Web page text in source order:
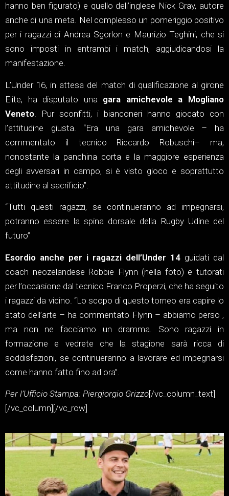
hanno ben figurato) e quello dell’inglese Nick Gray, autore
anche di una meta. Nel complesso un pomeriggio positivo
per i ragazzi di Andrea Sgorlon e Maurizio Teghini, che si
sono imposti in entrambi i match, aggiudicandosi la
manifestazione.
L’Under 16, in attesa del match di qualificazione al girone
Elite, ha disputato una gara amichevole a Mogliano
Veneto . Pur sconfitti, i bianconeri hanno giocato con
l’attitudine giusta. “Era una gara amichevole – ha
commentato il tecnico Riccardo Robuschi– ma,
nonostante la panchina corta e la maggiore esperienza
degli avversari in campo, si è visto gioco e soprattutto
attitudine al sacrificio”.
“Tutti questi ragazzi, se continueranno ad impegnarsi,
potranno essere la spina dorsale della Rugby Udine del
futuro”
Esordio anche per i ragazzi dell’Under 14 guidati dal
coach neozelandese Robbie Flynn (nella foto) e tutorati
per l’occasione dal tecnico Franco Properzi, che ha seguito
i ragazzi da vicino. “Lo scopo di questo torneo era capire lo
stato dell’arte – ha commentato Flynn – abbiamo perso ,
ma non ne facciamo un dramma. Sono ragazzi in
formazione e vedrete che la stagione sarà ricca di
soddisfazioni, se continueranno a lavorare ed impegnarsi
come hanno fatto fino ad ora”.
Per l’Ufficio Stampa: Piergiorgio Grizzo[/vc_column_text]
[/vc_column][/vc_row]